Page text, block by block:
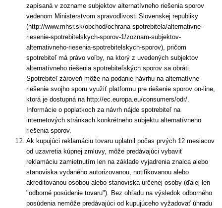
zapísaná v zozname subjektov alternatívneho riešenia sporov
vedenom Ministerstvom spravodlivosti Slovenskej republiky
(http://www.mhsr.sk/obchod/ochrana-spotrebitela/alternativne-
riesenie-spotrebitelskych-sporov-1/zoznam-subjektov-
alternativneho-riesenia-spotrebitelskych-sporov), pričom
spotrebiteľ má právo voľby, na ktorý z uvedených subjektov
alternatívneho riešenia spotrebiteľských sporov sa obráti.
Spotrebiteľ zároveň môže na podanie návrhu na alternatívne
riešenie svojho sporu využiť platformu pre riešenie sporov on-line,
ktorá je dostupná na http://ec.europa.eu/consumers/odr/.
Informácie o poplatkoch za návrh nájde spotrebiteľ na
internetových stránkach konkrétneho subjektu alternatívneho
riešenia sporov.
Ak kupujúci reklamáciu tovaru uplatnil počas prvých 12 mesiacov
od uzavretia kúpnej zmluvy, môže predávajúci vybaviť
reklamáciu zamietnutím len na základe vyjadrenia znalca alebo
stanoviska vydaného autorizovanou, notifikovanou alebo
akreditovanou osobou alebo stanoviska určenej osoby (ďalej len
"odborné posúdenie tovaru"). Bez ohľadu na výsledok odborného
posúdenia nemôže predávajúci od kupujúceho vyžadovať úhradu